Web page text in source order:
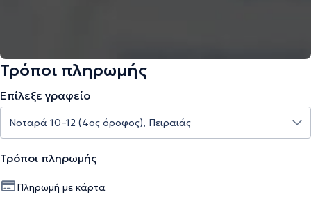
Τρόποι πληρωμής
Επίλεξε γραφείο
Τρόποι πληρωμής
Πληρωμή με κάρτα